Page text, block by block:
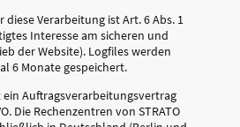
diese Verarbeitung ist Art. 6 Abs. 1
Interesse am sicheren und
der Website). Logfiles werden
6 Monate gespeichert.
ein Auftragsverarbeitungsvertrag
Die Rechenzentren von STRATO